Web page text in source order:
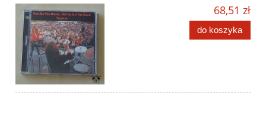
68,51 zł
do koszyka